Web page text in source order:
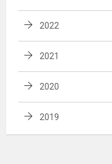
2022
2021
2020
2019